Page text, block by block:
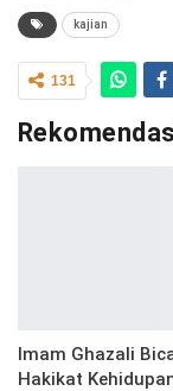
kajian
131
Imam Ghazali
Hakikat